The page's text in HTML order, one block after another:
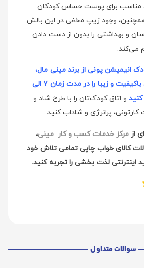
مناسب برای پوست حساس کودکان
وجود زیپ مخفی در این بالش
و بهداشتی را بدون از دست دادن
می‌کند.
انیمیشن پونی از برند مینی مال،
می‌توانید محصولی باکیفیت و زیبا را در مدت زمان 7 الی
و اتاق کودک‌تان را با طرح شاد و
پرانرژی و شاداب کنید.
از مرکز خدمات کسب و کار مینی،
کالای خواب چاپی تمامی تلاش خود
اینترنتی لذت بخشی را تجربه کنید.
سوالات متداول